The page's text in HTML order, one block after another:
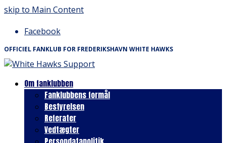
skip to Main Content
Facebook
OFFICIEL FANKLUB FOR FREDERIKSHAVN WHITE HAWKS
Om fanklubben
Fanklubbens formål
Bestyrelsen
Referater
Vedtægter